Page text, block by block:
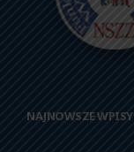
NAJNOWSZE WPISY